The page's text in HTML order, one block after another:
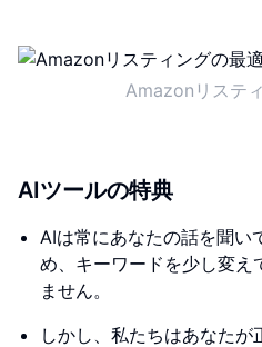
Amazonリステ
AIツールの特典
AIは常にあなたの話を聞い
め、キーワードを少し変え
ません。
しかし、私たちはあなた